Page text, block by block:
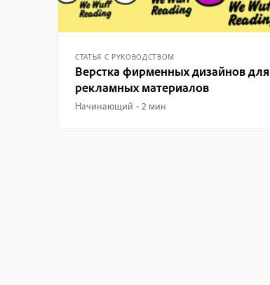
СТАТЬЯ С РУКОВОДСТВОМ
Верстка фирменных дизайнов для
рекламных материалов
Начинающий 2 мин